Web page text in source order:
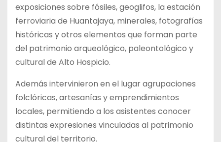
exposiciones sobre fósiles, geoglifos, la estación
ferroviaria de Huantajaya, minerales, fotografías
históricas y otros elementos que forman parte
del patrimonio arqueológico, paleontológico y
cultural de Alto Hospicio.
Además intervinieron en el lugar agrupaciones
folclóricas, artesanías y emprendimientos
locales, permitiendo a los asistentes conocer
distintas expresiones vinculadas al patrimonio
cultural del territorio.